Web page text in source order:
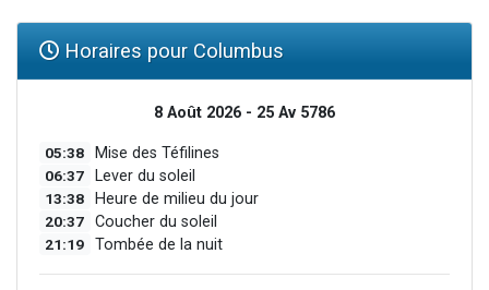
Horaires pour Columbus
8 Août 2026 - 25 Av 5786
05:38 Mise des Téfilines
06:37 Lever du soleil
13:38 Heure de milieu du jour
20:37 Coucher du soleil
21:19 Tombée de la nuit